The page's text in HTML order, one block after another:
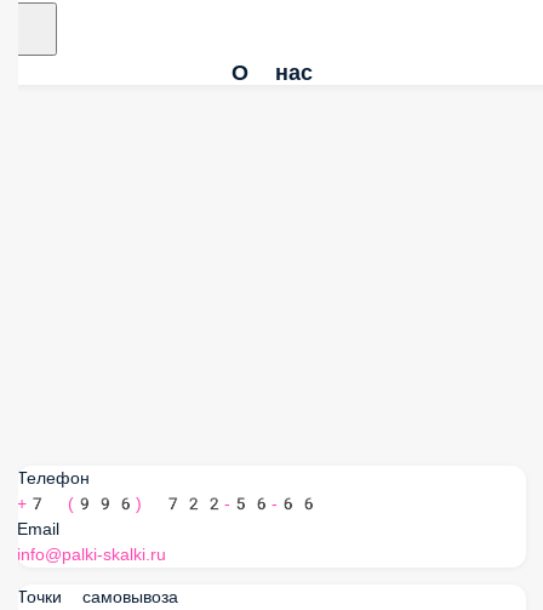
О нас
Телефон
+7 (996) 722-56-66
Email
info@palki-skalki.ru
Точки самовывоза